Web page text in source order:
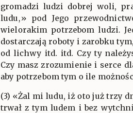
gromadzi ludzi dobrej woli,
ludu,» pod Jego
wielorakim potrzebom ludzi.
dostarczają roboty i zarobku
od lichwy itd. itd. Czy ty
Czy masz zrozumienie i serce
aby potrzebom tym o ile
(3) «Żal mi ludu, iż oto już trzy
trwał z tym ludem i bez